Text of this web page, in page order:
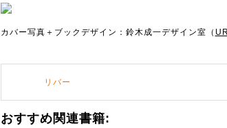
カバー写真＋ブックデザイン：鈴木成一デザイン室（
リバー
おすすめ関連書籍: